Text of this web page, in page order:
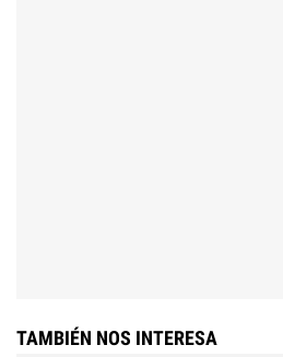
TAMBIÉN NOS INTERESA